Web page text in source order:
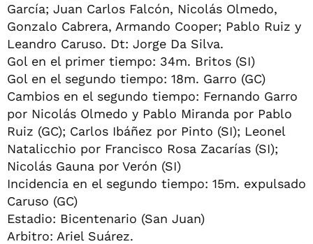
García; Juan Carlos Falcón, Nicolás Olmedo,
Gonzalo Cabrera, Armando Cooper; Pablo Ruiz y
Leandro Caruso. Dt: Jorge Da Silva.
Gol en el primer tiempo: 34m. Britos (SI)
Gol en el segundo tiempo: 18m. Garro (GC)
Cambios en el segundo tiempo: Fernando Garro
por Nicolás Olmedo y Pablo Miranda por Pablo
Ruiz (GC); Carlos Ibáñez por Pinto (SI); Leonel
Natalicchio por Francisco Rosa Zacarías (SI);
Nicolás Gauna por Verón (SI)
Incidencia en el segundo tiempo: 15m. expulsado
Caruso (GC)
Estadio: Bicentenario (San Juan)
Arbitro: Ariel Suárez.